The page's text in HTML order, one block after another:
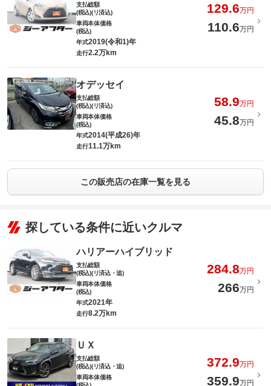
支払総額
(税込)(リ済込)
129.6万円
車両本体価格
(税込)
110.6万円
年式2019(令和1)年
走行2.2万km
オデッセイ
支払総額
(税込)(リ済込)
58.9万円
車両本体価格
(税込)
45.8万円
年式2014(平成26)年
走行11.1万km
この販売店の在庫一覧を見る
探している条件に近いクルマ
ハリアーハイブリッド
支払総額
(税込)(リ済込・追)
284.8万円
車両本体価格
(税込)
266万円
年式2021年
走行8.2万km
ＵＸ
支払総額
(税込)(リ済込・追)
372.9万円
車両本体価格
359.9万円